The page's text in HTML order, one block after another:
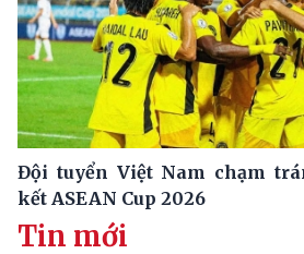
Đội tuyển Việt Nam chạm
kết ASEAN Cup 2026
Tin mới